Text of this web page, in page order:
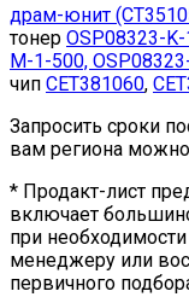
драм-юнит
тонер OSP08323-
M-1-500,
чип CET381060,
Запросить сроки
вам региона
* Продакт-лист
включает
при
менеджеру или
первичного